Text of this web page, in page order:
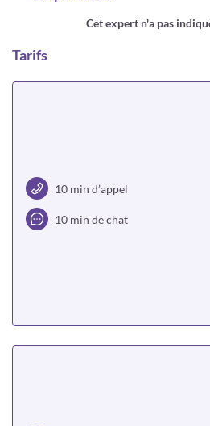
Cet expert n'a pas
Tarifs
10 min d’appel
10 min de chat